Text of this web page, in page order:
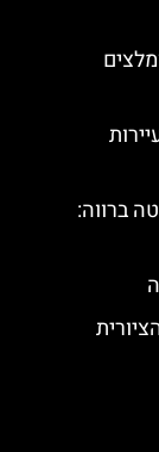
ברווה: